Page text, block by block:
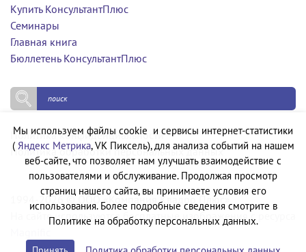
Купить КонсультантПлюс
Семинары
Главная книга
Бюллетень КонсультантПлюс
Политика конфиденциальности
Политика обработки персональных данных
1994-2026 © ООО «Компания Квадро Плюс»
На сайте используются бесплатные изображения с ресурса
Мы используем файлы cookie и сервисы интернет-статистики
( Яндекс Метрика, VK Пиксель), для анализа событий на нашем
веб-сайте, что позволяет нам улучшать взаимодействие с
пользователями и обслуживание. Продолжая просмотр
страниц нашего сайта, вы принимаете условия его
использования. Более подробные сведения смотрите в
Политике на обработку персональных данных.